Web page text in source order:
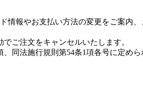
情報やお支払い方法の変更をご案内
ご注文をキャンセルいたします。
同法施行規則第54条1項各号に定め